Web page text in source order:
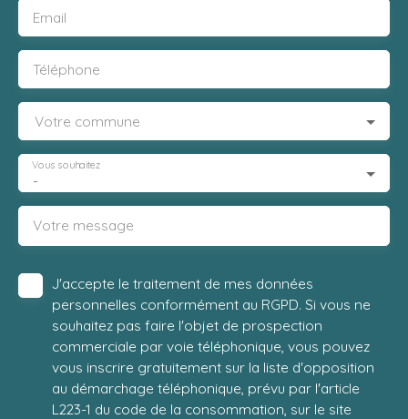
Email
Téléphone
Votre commune
-
Vous souhaitez
Votre message
J'accepte le traitement de mes données
personnelles conformément au RGPD. Si vous ne
souhaitez pas faire l'objet de prospection
commerciale par voie téléphonique, vous pouvez
vous inscrire gratuitement sur la liste d'opposition
au démarchage téléphonique, prévu par l'article
L223-1 du code de la consommation, sur le site